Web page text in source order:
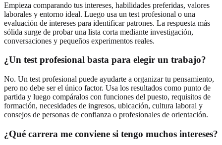
Empieza comparando tus intereses, habilidades preferidas, valores
laborales y entorno ideal. Luego usa un test profesional o una
evaluación de intereses para identificar patrones. La respuesta más
sólida surge de probar una lista corta mediante investigación,
conversaciones y pequeños experimentos reales.
¿Un test profesional basta para elegir un trabajo?
No. Un test profesional puede ayudarte a organizar tu pensamiento,
pero no debe ser el único factor. Usa los resultados como punto de
partida y luego compáralos con funciones del puesto, requisitos de
formación, necesidades de ingresos, ubicación, cultura laboral y
consejos de personas de confianza o profesionales de orientación.
¿Qué carrera me conviene si tengo muchos intereses?